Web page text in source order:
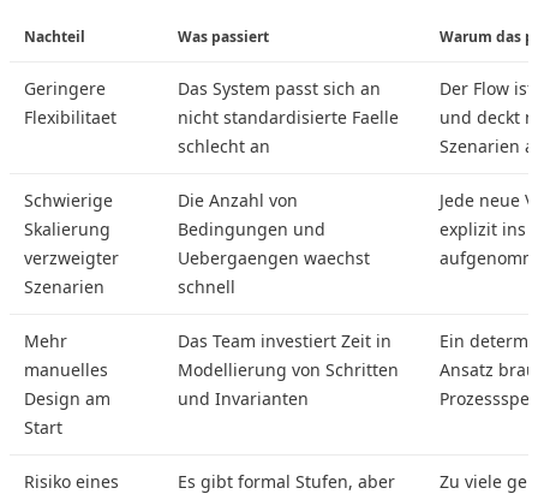
Nachteil Was passiert Warum das
Geringere
Flexibilitaet
Das System passt sich an
nicht standardisierte Faelle
schlecht an
Der Flow
und deckt
Szenarien
Schwierige
Skalierung
verzweigter
Szenarien
Die Anzahl von
Bedingungen und
Uebergaengen waechst
schnell
Jede neue
explizit ins
Mehr
manuelles
Design am
Start
Das Team investiert Zeit in
Modellierung von Schritten
und Invarianten
Ein
Ansatz
Risiko eines
Es gibt formal Stufen, aber
Zu viele